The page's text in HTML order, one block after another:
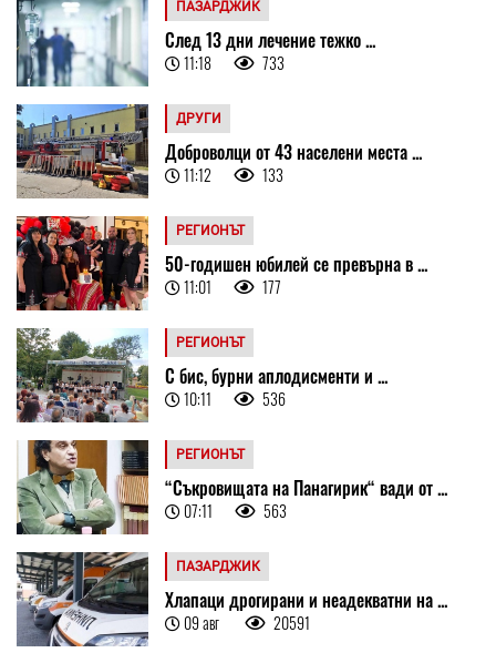
ПАЗАРДЖИК
След 13 дни лечение тежко ...
11:18 733
ДРУГИ
Доброволци от 43 населени места ...
11:12 133
РЕГИОНЪТ
50-годишен юбилей се превърна в ...
11:01 177
РЕГИОНЪТ
С бис, бурни аплодисменти и ...
10:11 536
РЕГИОНЪТ
“Съкровищата на Панагирик“ вади от ...
07:11 563
ПАЗАРДЖИК
Хлапаци дрогирани и неадекватни на ...
09 авг 20591